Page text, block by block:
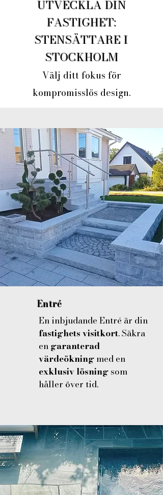
UTVECKLA DIN
FASTIGHET:
STENSÄTTARE I
STOCKHOLM
​Välj ditt fokus för
kompromisslös design.
Entré
En inbjudande Entré är din
fastighets visitkort. Säkra
engaranterad
värdeökningmed en
exklusiv lösningsom
håller över tid.